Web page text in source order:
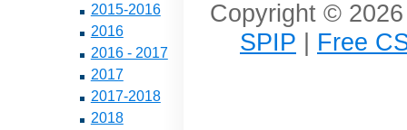
2015-2016
2016
2016 - 2017
2017
2017-2018
2018
Copyright ©
SPIP | Free